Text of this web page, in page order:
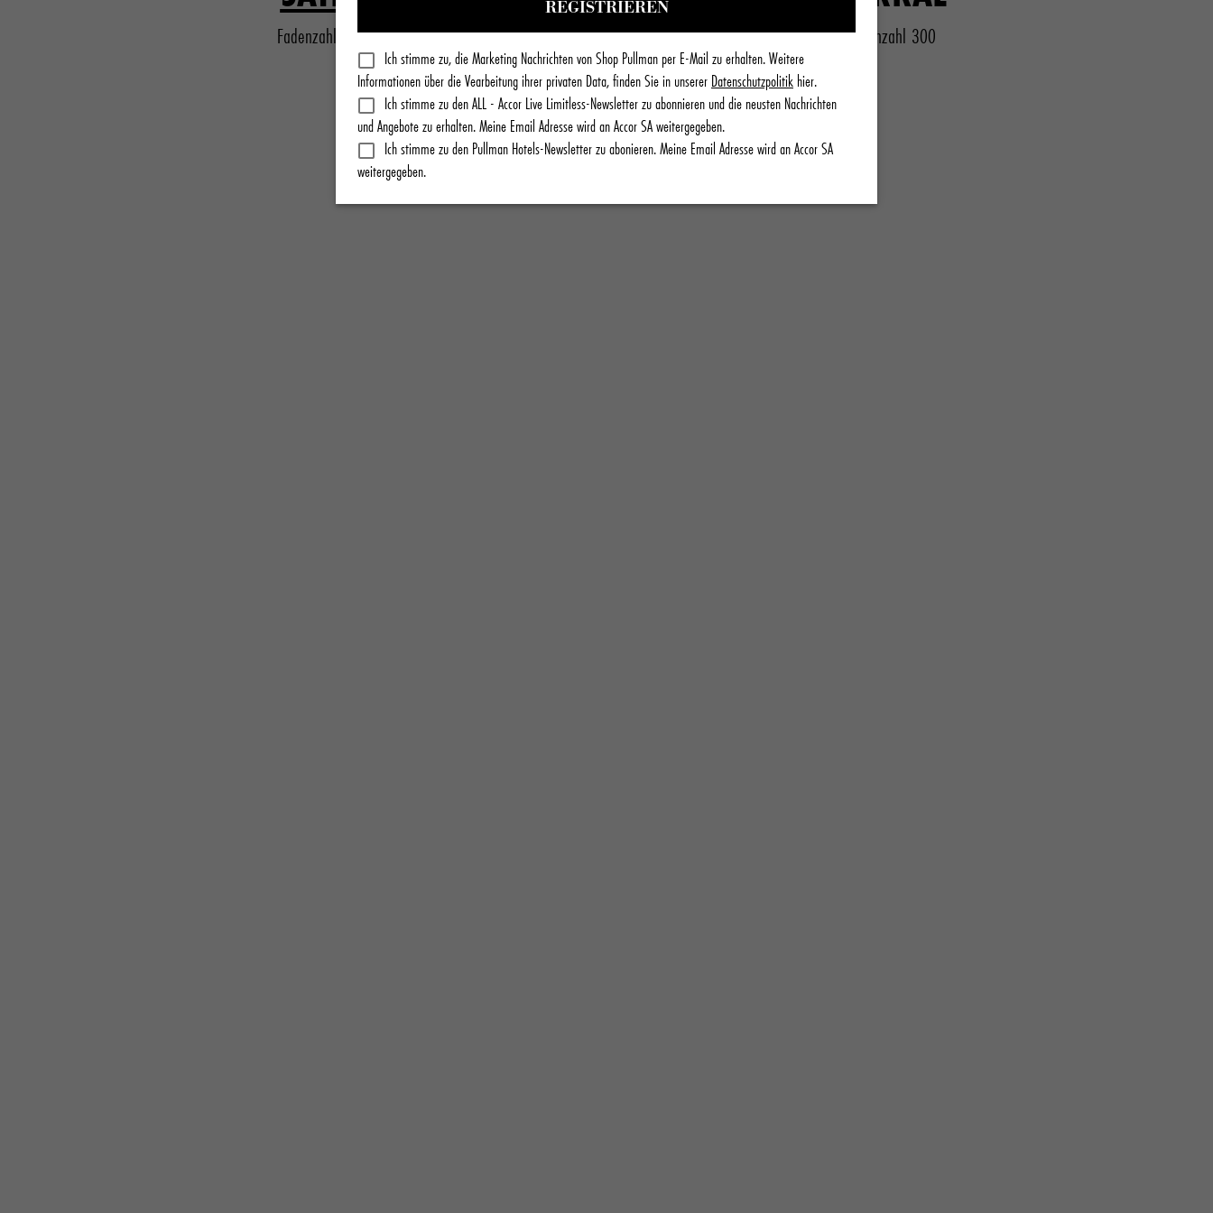
Fadenzahl 600 Fadenzahl 300
HOTEL BETTWAREN-SETS
Ich stimme zu, die Marketing Nachrichten von Shop Pullman per E-Mail zu erhalten. Weitere
Informationen über die Vearbeitung ihrer privaten Data, finden Sie in unserer Datenschutzpolitik hier.
Ich stimme zu den ALL - Accor Live Limitless-Newsletter zu abonnieren und die neusten Nachrichten
und Angebote zu erhalten. Meine Email Adresse wird an Accor SA weitergegeben.
Ich stimme zu den Pullman Hotels-Newsletter zu abonieren. Meine Email Adresse wird an Accor SA
weitergegeben.